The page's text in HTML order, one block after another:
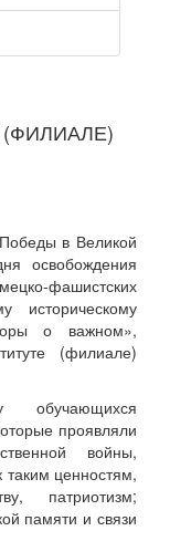
в Великой
освобождения
фашистских
историческому
о важном»,
(филиале)
проявляли
войны,
таким ценностям,
патриотизм;
памяти и связи